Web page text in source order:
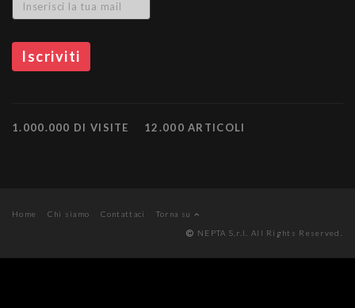
1.000.000 DI VISITE 12.000 ARTICOLI
Home Chi siamo Contattaci
Torna su
NEPTA S.r.l. All Rights Reserved.